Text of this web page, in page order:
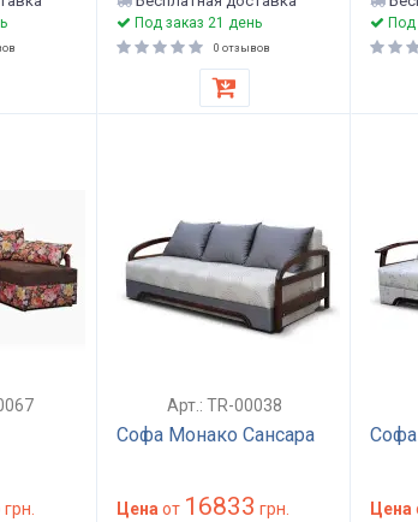
Под заказ 21 день
0 отзывов
Под
грн.
Арт.: TR-00038
Софа Монако Сансара
Цена от 16833 грн. Цена